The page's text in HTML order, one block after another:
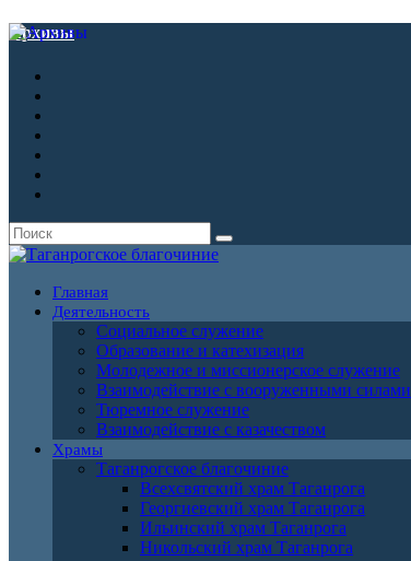
Архивы
Главная
Деятельность
Социальное служение
Образование и катехизация
Молодежное и миссионерское служение
Взаимодействие с вооруженными силами
Тюремное служение
Взаимодействие с казачеством
Храмы
Таганрогское благочиние
Всехсвятский храм Таганрога
Георгиевский храм Таганрога
Ильинский храм Таганрога
Никольский храм Таганрога